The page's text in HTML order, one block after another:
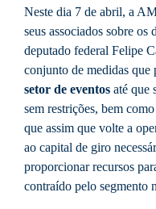
Neste dia 7 de abril, a
seus associados sobre
deputado federal Felipe
conjunto de medidas que
setor de eventos até que
sem restrições, bem
que assim que volte a
ao capital de giro
proporcionar recursos
contraído pelo segmento